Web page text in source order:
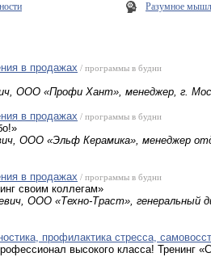
Разумное
в продажах / программы в будни
ООО «Профи Хант», менеджер, г.
в продажах / программы в будни
ООО «Эльф Керамика», менеджер
в продажах / программы в будни
своим коллегам»
ООО «Техно-Траст», генеральный
профилактика стресса,
высокого класса! Тренинг